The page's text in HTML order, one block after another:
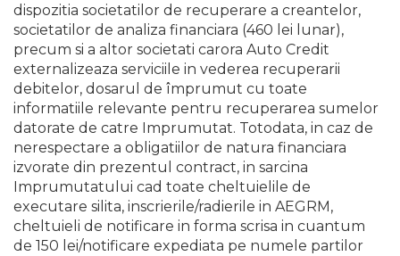
dispozitia societatilor de recuperare a creantelor,
societatilor de analiza financiara (460 lei lunar),
precum si a altor societati carora Auto Credit
externalizeaza serviciile in vederea recuperarii
debitelor, dosarul de împrumut cu toate
informatiile relevante pentru recuperarea sumelor
datorate de catre Imprumutat. Totodata, in caz de
nerespectare a obligatiilor de natura financiara
izvorate din prezentul contract, in sarcina
Imprumutatului cad toate cheltuielile de
executare silita, inscrierile/radierile in AEGRM,
cheltuieli de notificare in forma scrisa in cuantum
de 150 lei/notificare expediata pe numele partilor